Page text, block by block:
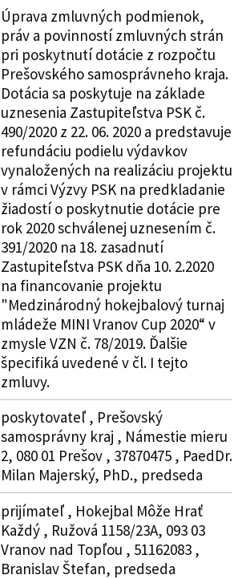
Úprava zmluvných podmienok,
práv a povinností zmluvných strán
pri poskytnutí dotácie z rozpočtu
Prešovského samosprávneho kraja.
Dotácia sa poskytuje na základe
uznesenia Zastupiteľstva PSK č.
490/2020 z 22. 06. 2020 a predstavuje
refundáciu podielu výdavkov
vynaložených na realizáciu projektu
v rámci Výzvy PSK na predkladanie
žiadostí o poskytnutie dotácie pre
rok 2020 schválenej uznesením č.
391/2020 na 18. zasadnutí
Zastupiteľstva PSK dňa 10. 2.2020
na financovanie projektu
"Medzinárodný hokejbalový turnaj
mládeže MINI Vranov Cup 2020“ v
zmysle VZN č. 78/2019. Ďalšie
špecifiká uvedené v čl. I tejto
zmluvy.
poskytovateľ , Prešovský
samosprávny kraj , Námestie mieru
2, 080 01 Prešov , 37870475 , PaedDr.
Milan Majerský, PhD., predseda
prijímateľ , Hokejbal Môže Hrať
Každý , Ružová 1158/23A, 093 03
Vranov nad Topľou , 51162083 ,
Branislav Štefan, predseda